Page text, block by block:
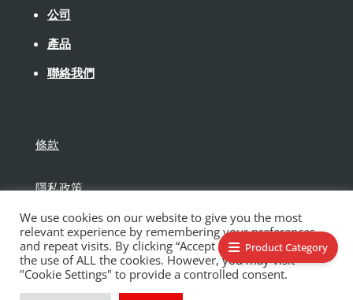
公司
產品
聯絡我們
條款
隱私政策
免責聲明
We use cookies on our website to give you the most
relevant experience by remembering your preferences
and repeat visits. By clicking “Accept All”, you consent to
the use of ALL the cookies. However, you may visit
"Cookie Settings" to provide a controlled consent.
Product Category